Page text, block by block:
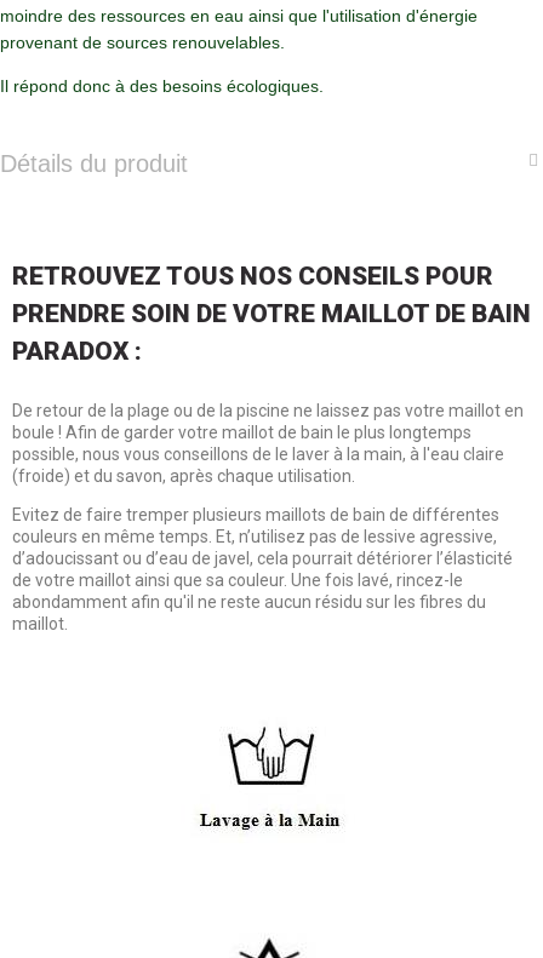
moindre des ressources en eau ainsi que l'utilisation d'énergie
provenant de sources renouvelables.
Il répond donc à des besoins écologiques.
Détails du produit
RETROUVEZ TOUS NOS CONSEILS POUR
PRENDRE SOIN DE VOTRE MAILLOT DE BAIN
PARADOX :
De retour de la plage ou de la piscine ne laissez pas votre maillot en
boule ! Afin de garder votre maillot de bain le plus longtemps
possible, nous vous conseillons de le laver à la main, à l'eau claire
(froide) et du savon, après chaque utilisation.
Evitez de faire tremper plusieurs maillots de bain de différentes
couleurs en même temps. Et, n’utilisez pas de lessive agressive,
d’adoucissant ou d’eau de javel, cela pourrait détériorer l’élasticité
de votre maillot ainsi que sa couleur. Une fois lavé, rincez-le
abondamment afin qu'il ne reste aucun résidu sur les fibres du
maillot.